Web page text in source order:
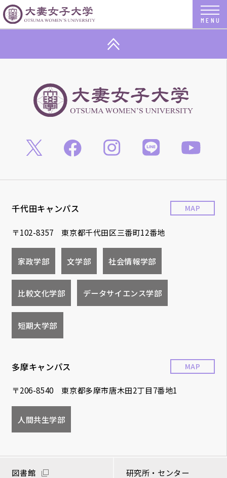
千代田キャンパス
〒102-8357 東京都千代田区三番町12番地
MAP
家政学部 文学部 社会情報学部
比較文化学部 データサイエンス学部
短期大学部
多摩キャンパス
〒206-8540 東京都多摩市唐木田2丁目7番地1
MAP
人間共生学部
図書館 研究所・センター